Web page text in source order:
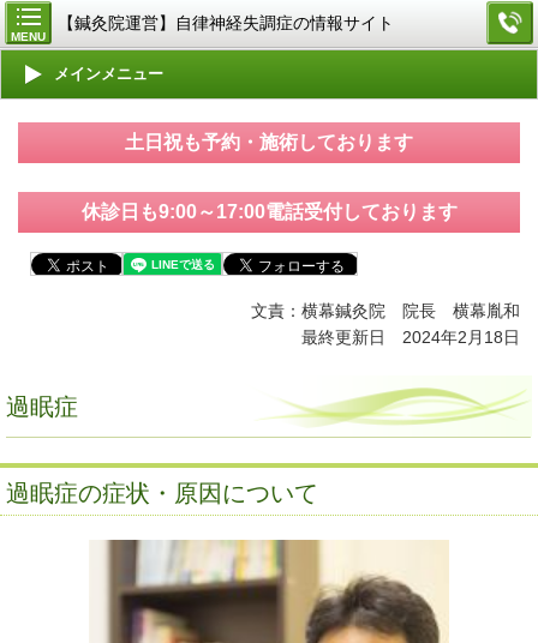
MENU
【鍼灸院運営】自律神経失調症の情報サイト
メインメニュー
土日祝も予約・施術しております
休診日も9:00～17:00電話受付しております
文責：横幕鍼灸院 院長 横幕胤和
最終更新日 2024年2月18日
過眠症
過眠症の症状・原因について